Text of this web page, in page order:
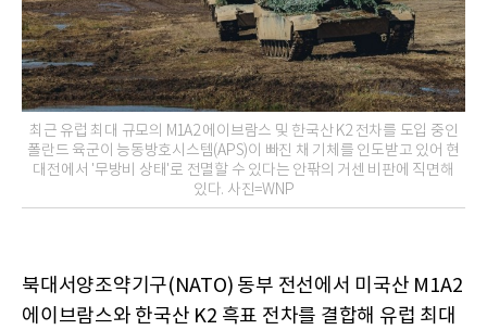
최근 유럽 최대 규모의 M1A2 에이브람스 및 한국산 K2 전차를 도입 중인
폴란드 육군이 능동방호시스템(APS)이 빠진 채 기체를 인도받고 있어 현
대전에서 '무방비 상태'로 전멸할 수 있다는 안팎의 거센 비판에 직면해
있다. 사진=WNP
북대서양조약기구(NATO) 동부 전선에서 미국산 M1A2
에이브람스와 한국산 K2 흑표 전차를 결합해 유럽 최대